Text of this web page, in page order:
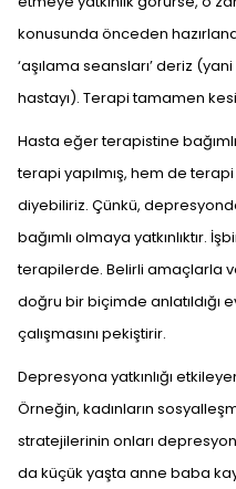
konusunda önceden
‘aşılama seansları’ deriz
hastayı). Terapi tamamen
Hasta eğer terapistine
terapi yapılmış, hem de
diyebiliriz. Çünkü,
bağımlı olmaya yatkınlıktır.
terapilerde. Belirli amaçlarla
doğru bir biçimde anlatıldığı
çalışmasını pekiştirir.
Depresyona yatkınlığı
Örneğin, kadınların
stratejilerinin onları
da küçük yaşta anne baba